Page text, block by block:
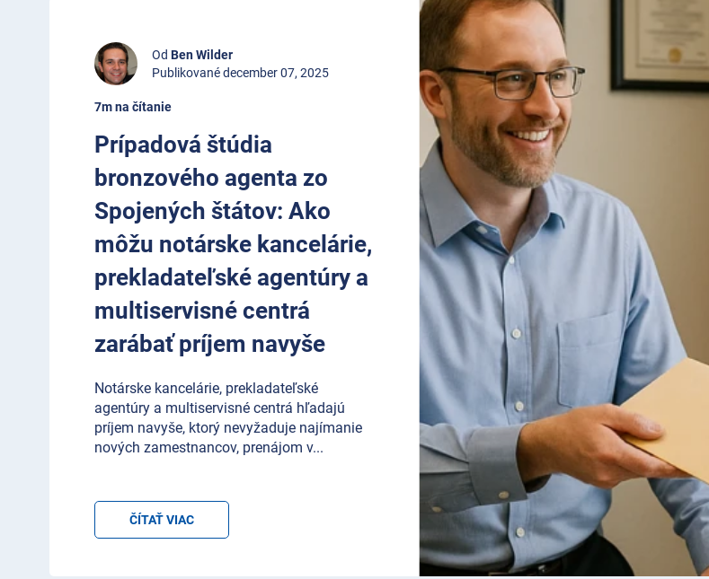
Od Ben Wilder
Publikované december 07, 2025
7m na čítanie
Prípadová štúdia
bronzového agenta zo
Spojených štátov: Ako
môžu notárske kancelárie,
prekladateľské agentúry a
multiservisné centrá
zarábať príjem navyše
Notárske kancelárie, prekladateľské
agentúry a multiservisné centrá hľadajú
príjem navyše, ktorý nevyžaduje najímanie
nových zamestnancov, prenájom v...
ČÍTAŤ VIAC